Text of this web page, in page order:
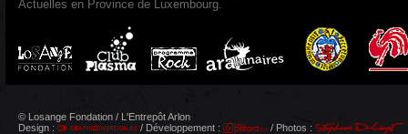
Actuelles en Province de Luxembourg.
© Losange Fondation / L'Entrepôt Arlon
Design :
/ Développement : / Photos :